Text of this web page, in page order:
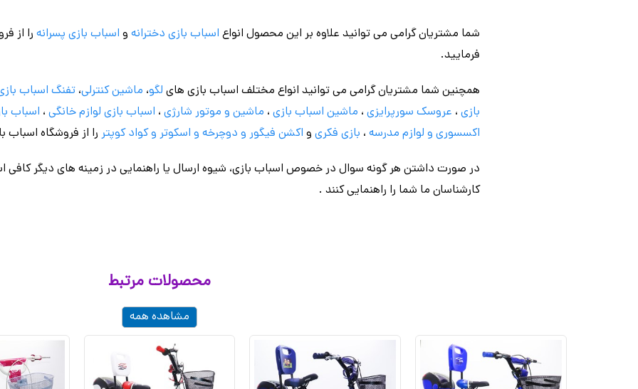
شما مشتریان گرامی می توانید علاوه بر این محصول انواع اسباب بازی دخترانه و اسباب بازی پسرانه را از
فرمایید.
همچنین شما مشتریان گرامی می توانید انواع مختلف اسباب بازی های لگو، ماشین کنترلی، تفنگ اسباب
بازی ، عروسک سورپرایزی ، ماشین اسباب بازی ، ماشین و موتور شارژی ، اسباب بازی لوازم خانگی ، اسباب
اکسسوری و لوازم مدرسه ، بازی فکری و اکشن فیگور و دوچرخه و اسکوتر و کواد کوپتر را از فروشگاه اسباب
در صورت داشتن هر گونه سوال در خصوص اسباب بازی، شیوه ارسال یا راهنمایی در زمینه های دیگر کافی
کارشناسان ما شما را راهنمایی کنند .
محصولات مرتبط
مشاهده همه